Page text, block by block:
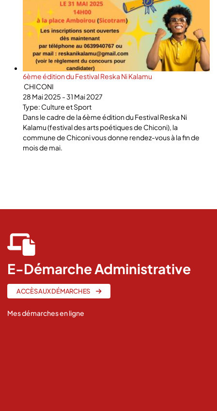
6ème édition du Festival Reska Ni Kalamu
CHICONI
28 Mai 2025 - 31 Mai 2027
Type: Culture et Sport
Dans le cadre de la 6ème édition du Festival Reska Ni
Kalamu (festival des arts poétiques de Chiconi), la
commune de Chiconi vous donne rendez-vous à la fin de
mois de mai.
file
E-Démarche Administrative
ACCÈS AUX DÉMARCHES
Mes démarches en ligne